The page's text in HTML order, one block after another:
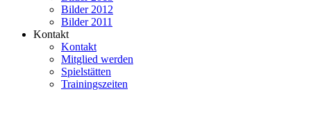
Bilder 2012
Bilder 2011
Kontakt
Kontakt
Mitglied werden
Spielstätten
Trainingszeiten